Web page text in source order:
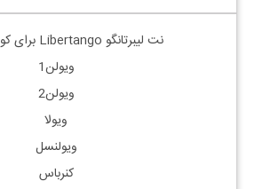
نت لیبرتانگو Libertango برای
ویولن1
ویولن2
ویولا
ویولنسل
کنرباس